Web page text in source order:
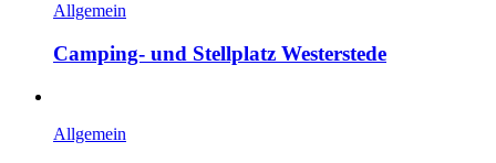
Allgemein
Camping- und Stellplatz Westerstede
Allgemein